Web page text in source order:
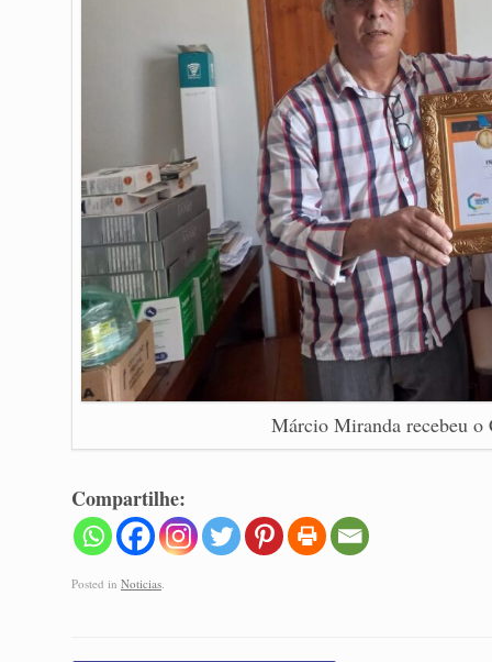
Márcio Miranda recebeu o
Compartilhe:
Posted in Noticias.